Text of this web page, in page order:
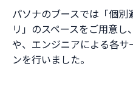
パソナのブースでは「個
リ」のスペースをご用意
や、エンジニアによる各
ンを行いました。